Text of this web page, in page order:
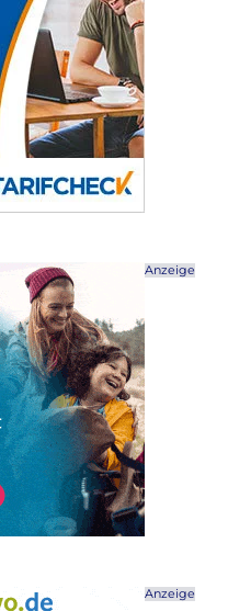
Anzeige
Anzeige